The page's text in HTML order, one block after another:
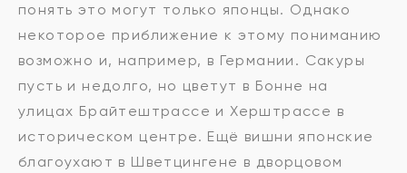
понять это могут только японцы. Однако
некоторое приближение к этому пониманию
возможно и, например, в Германии. Сакуры
пусть и недолго, но цветут в Бонне на
улицах Брайтештрассе и Херштрассе в
историческом центре. Ещё вишни японские
благоухают в Шветцингене в дворцовом